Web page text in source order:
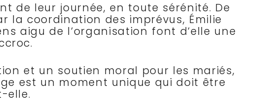
de leur journée, en toute sérénité. De
la coordination des imprévus, Émilie
aigu de l’organisation font d’elle une
et un soutien moral pour les mariés,
est un moment unique qui doit être
elle.